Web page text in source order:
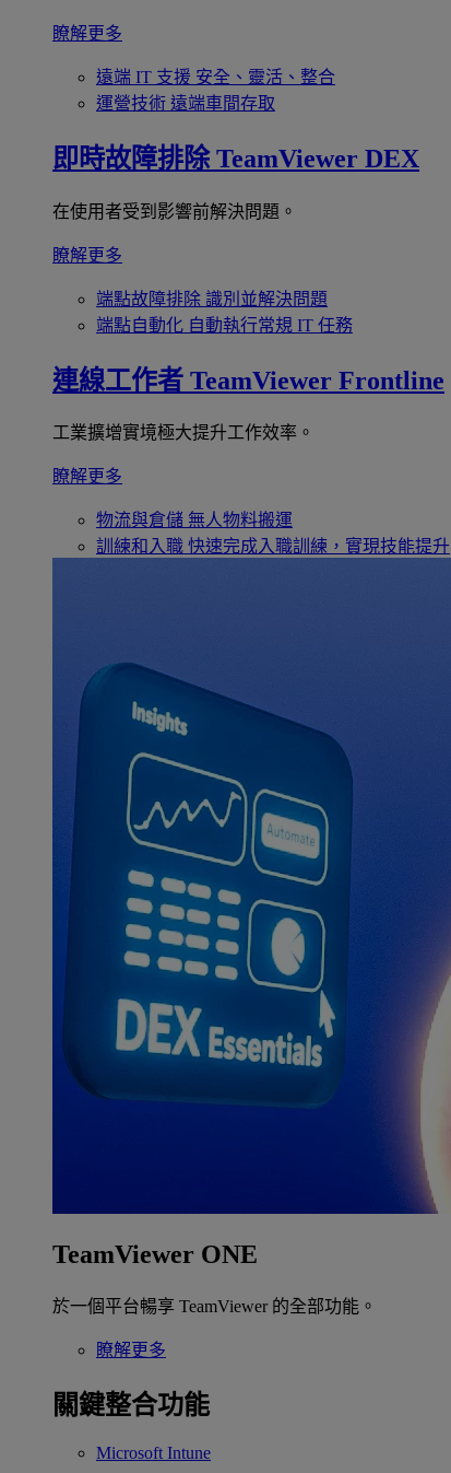
瞭解更多
遠端 IT 支援 安全、靈活、整合
運營技術 遠端車間存取
即時故障排除 TeamViewer DEX
在使用者受到影響前解決問題。
瞭解更多
端點故障排除 識別並解決問題
端點自動化 自動執行常規 IT 任務
連線工作者 TeamViewer Frontline
工業擴增實境極大提升工作效率。
瞭解更多
物流與倉儲 無人物料搬運
訓練和入職 快速完成入職訓練，實現技能提升
TeamViewer ONE
於一個平台暢享 TeamViewer 的全部功能。
瞭解更多
關鍵整合功能
Microsoft Intune